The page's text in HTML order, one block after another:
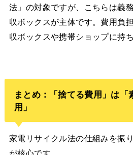
法」の対象ですが、こちらは義
収ボックスが主体です。費用負
収ボックスや携帯ショップに持ち
まとめ：「捨てる費用」は「
用」
家電リサイクル法の仕組みを振
が核心です。